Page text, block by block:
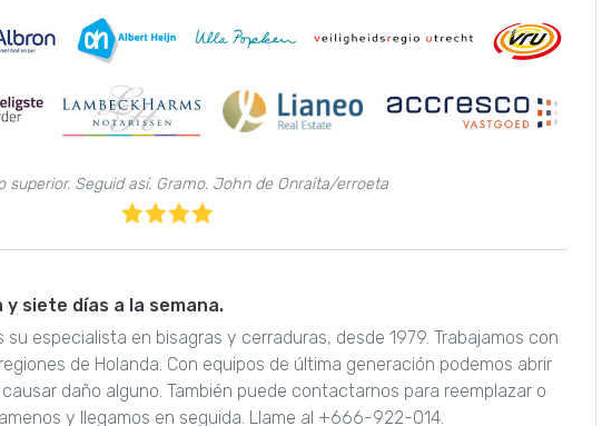
superior. Seguid así. Gramo. John de Onraita/erroeta
y siete días a la semana.
especialista en bisagras y cerraduras, desde 1979. Trabajamos con
de Holanda. Con equipos de última generación podemos abrir
daño alguno. También puede contactarnos para reemplazar o
y llegamos en seguida. Llame al +666-922-014.